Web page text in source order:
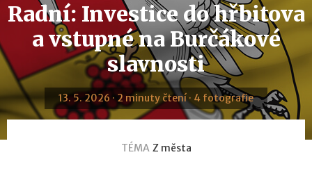
Radní: Investice do hřbitova
a vstupné na Burčákové
slavnosti
13. 5. 2026 · 2 minuty čtení · 4 fotografie
TÉMA Z města